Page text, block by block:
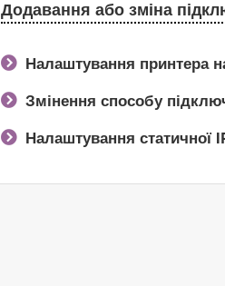
Додавання або зміна
Налаштування принтера
Змінення способу
Налаштування статичної